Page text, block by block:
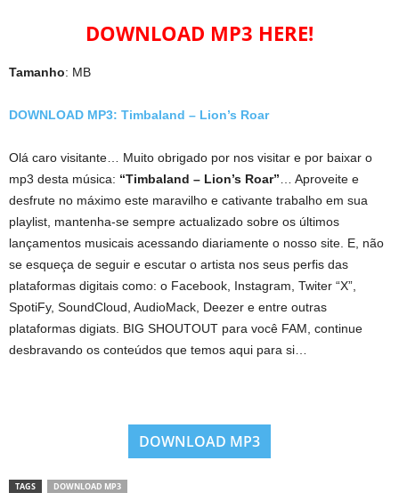
DOWNLOAD MP3 HERE!
Tamanho: MB
DOWNLOAD MP3: Timbaland – Lion’s Roar
Olá caro visitante… Muito obrigado por nos visitar e por baixar o
mp3 desta música: “Timbaland – Lion’s Roar” … Aproveite e
desfrute no máximo este maravilho e cativante trabalho em sua
playlist, mantenha-se sempre actualizado sobre os últimos
lançamentos musicais acessando diariamente o nosso site. E, não
se esqueça de seguir e escutar o artista nos seus perfis das
plataformas digitais como: o Facebook, Instagram, Twiter “X”,
SpotiFy, SoundCloud, AudioMack, Deezer e entre outras
plataformas digiats. BIG SHOUTOUT para você FAM, continue
desbravando os conteúdos que temos aqui para si…
DOWNLOAD MP3
TAGS DOWNLOAD MP3